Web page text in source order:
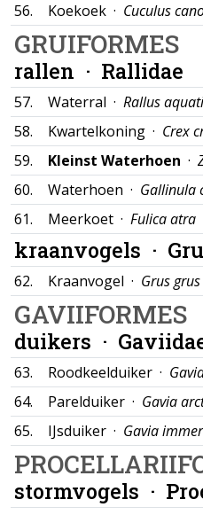
56. Koekoek · Cuculus
GRUIFORMES
rallen · Rallidae
57. Waterral · Rallus
58.
Kwartelkoning · Crex
59.
Kleinst Waterhoen ·
60.
Waterhoen · Gallinula
61.
Meerkoet · Fulica atra
kraanvogels ·
62. Kraanvogel · Grus grus
GAVIIFORMES
duikers ·
63. Roodkeelduiker ·
64.
Parelduiker · Gavia
65.
IJsduiker · Gavia immer
stormvogels ·